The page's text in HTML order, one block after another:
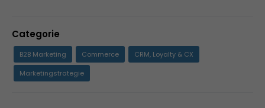
Categorie
B2B Marketing Commerce
CRM, Loyalty & CX
Marketingstrategie